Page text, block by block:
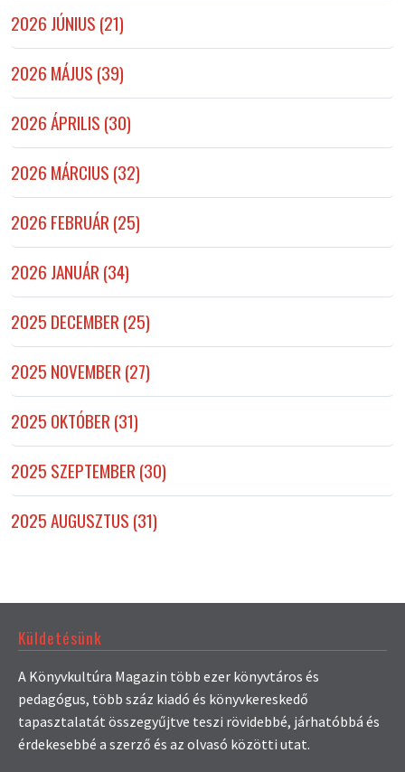
2026 JÚNIUS (21)
2026 MÁJUS (39)
2026 ÁPRILIS (30)
2026 MÁRCIUS (32)
2026 FEBRUÁR (25)
2026 JANUÁR (34)
2025 DECEMBER (25)
2025 NOVEMBER (27)
2025 OKTÓBER (31)
2025 SZEPTEMBER (30)
2025 AUGUSZTUS (31)
Küldetésünk
A Könyvkultúra Magazin több ezer könyvtáros és
pedagógus, több száz kiadó és könyvkereskedő
tapasztalatát összegyűjtve teszi rövidebbé, járhatóbbá és
érdekesebbé a szerző és az olvasó közötti utat.